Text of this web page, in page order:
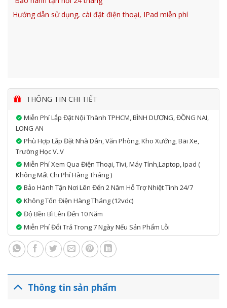
Hướng dẫn sử dụng, cài đặt điện thoại, IPad miễn phí
THÔNG TIN CHI TIẾT
Miễn Phí Lắp Đặt Nội Thành TPHCM, BÌNH DƯƠNG, ĐỒNG NAI,
LONG AN
Phù Hợp Lắp Đặt Nhà Dân, Văn Phòng, Kho Xưởng, Bãi Xe,
Trường Học V..v
Miễn Phí Xem Qua Điện Thoại, Tivi, Máy Tính,laptop, Ipad (
Không Mất Chi Phí Hàng Tháng )
Bảo Hành Tận Nơi Lên Đến 2 Năm Hỗ Trợ Nhiệt Tình 24/7
Không Tốn Điện Hàng Tháng (12vdc)
Độ Bền Bĩ Lên Đến 10 Năm
Miễn Phí Đổi Trả Trong 7 Ngày Nếu Sản Phẩm Lỗi
Thông tin sản phẩm